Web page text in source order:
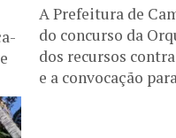
A Prefeitura de
do concurso da
dos recursos
e a convocação